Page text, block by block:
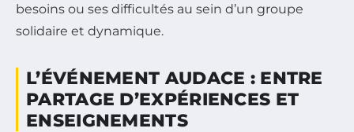
besoins ou ses difficultés au sein d’un groupe
solidaire et dynamique.
L’ÉVÉNEMENT AUDACE : ENTRE
PARTAGE D’EXPÉRIENCES ET
ENSEIGNEMENTS